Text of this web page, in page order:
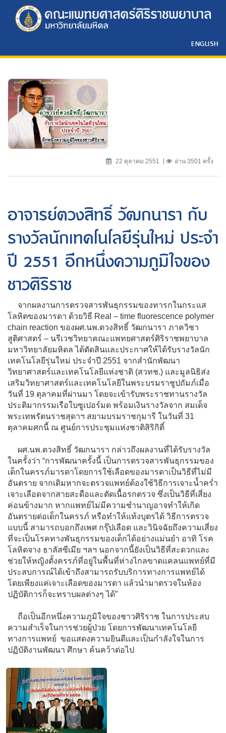
ENGLISH
22 ตุลาคม 2551 อ่าน 3501 ครั้ง
อาจารย์ตวงสิทธิ์ วัฒกนารา กับ
รางวัลนักเทคโนโลยีรุ่นใหม่ ประจำ
ปี 2551 อีกหนึ่งความภูมิใจของ
ชาวศิริราช
จากผลงานการตรวจสารพันธุกรรมของทารกในกระแส
โลหิตของมารดา ด้วยวิธี Real – time fluorescence polymer
chain reaction ของผศ.นพ.ตวงสิทธิ์ วัฒกนารา ภาควิชา
สูติศาสตร์ – นรีเวชวิทยาคณะแพทยศาสตร์ศิริราชพยาบาล
มหาวิทยาลัยมหิดล ได้ตัดสินและประกาศให้ได้รับรางวัลนัก
เทคโนโลยีรุ่นใหม่ ประจำปี 2551 จากสำนักพัฒนา
วิทยาศาสตร์และเทคโนโลยีแห่งชาติ (สวทช.) และมูลนิธิส่ง
เสริมวิทยาศาสตร์และเทคโนโลยีในพระบรมราชูปถัมภ์เมื่อ
วันที่ 19 ตุลาคมที่ผ่านมา โดยจะเข้ารับพระราชทานรางวัล
ประติมากรรมเรือใบซูเปอร์มด พร้อมเงินรางวัลจาก สมเด็จ
พระเทพรัตนราชสุดาฯ สยามบรมราชกุมารี ในวันที่ 31
ตุลาคมศกนี้ ณ ศูนย์การประชุมแห่งชาติสิริกิติ์
ผศ.นพ.ตวงสิทธิ์ วัฒกนารา กล่าวถึงผลงานที่ได้รับรางวัล
ในครั้งว่า “การพัฒนาครั้งนี้ เป็นการตรวจสารพันธุกรรมของ
เด็กในครรภ์มารดาโดยการใช้เลือดของมารดาเป็นวิธีที่ไม่มี
อันตราย จากเดิมหากจะตรวจแพทย์ต้องใช้วิธีการเจาะน้ำคร่ำ
เจาะเลือดจากสายสะดือและตัดเนื้อรกตรวจ ซึ่งเป็นวิธีที่เสี่ยง
ค่อนข้างมาก หากแพทย์ไม่มีความชำนาญอาจทำให้เกิด
อันตรายต่อเด็กในครรภ์ หรือทำให้แท้งบุตรได้ วิธีการตรวจ
แบบนี้ สามารถบอกถึงเพศ กรุ๊ปเลือด และวินิจฉัยถึงความเสี่ยง
ที่จะเป็นโรคทางพันธุกรรมของเด็กได้อย่างแม่นยำ อาทิ โรค
โลหิตจาง ธาลัสซีเมีย ฯลฯ นอกจากนี้ยังเป็นวิธีที่สะดวกและ
ช่วยให้หญิงตั้งครรภ์ที่อยู่ในพื้นที่ห่างไกลขาดแคลนแพทย์ที่มี
ประสบการณ์ได้เข้าถึงสามารถรับบริการทางการแพทย์ได้
โดยเพียงแค่เจาะเลือดของมารดา แล้วนำมาตรวจในห้อง
ปฏิบัติการก็จะทราบผลต่างๆ ได้”
ถือเป็นอีกหนึ่งความภูมิใจของชาวศิริราช ในการประสบ
ความสำเร็จในการช่วยผู้ป่วย โดยการพัฒนาเทคโนโลยี
ทางการแพทย์ ขอแสดงความยินดีและเป็นกำลังใจในการ
ปฏิบัติงานพัฒนา ศึกษา ค้นคว้าต่อไป